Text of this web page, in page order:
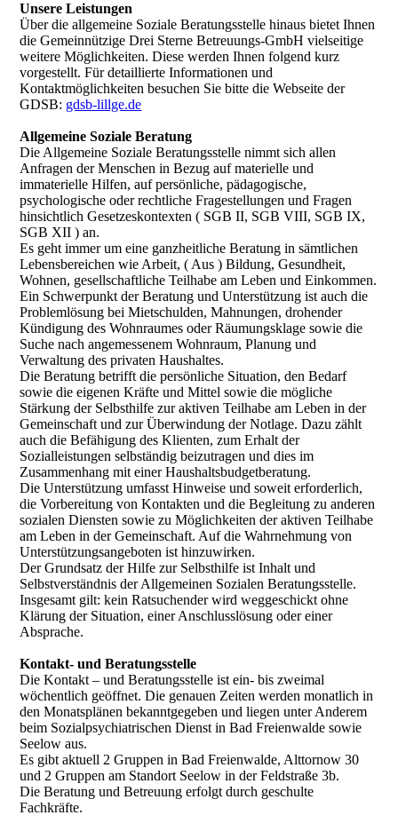
Unsere Leistungen
Über die allgemeine Soziale Beratungsstelle hinaus bietet Ihnen
die Gemeinnützige Drei Sterne Betreuungs-GmbH vielseitige
weitere Möglichkeiten. Diese werden Ihnen folgend kurz
vorgestellt. Für detaillierte Informationen und
Kontaktmöglichkeiten besuchen Sie bitte die Webseite der
GDSB: gdsb-lillge.de
Allgemeine Soziale Beratung
Die Allgemeine Soziale Beratungsstelle nimmt sich allen
Anfragen der Menschen in Bezug auf materielle und
immaterielle Hilfen, auf persönliche, pädagogische,
psychologische oder rechtliche Fragestellungen und Fragen
hinsichtlich Gesetzeskontexten ( SGB II, SGB VIII, SGB IX,
SGB XII ) an.
Es geht immer um eine ganzheitliche Beratung in sämtlichen
Lebensbereichen wie Arbeit, ( Aus ) Bildung, Gesundheit,
Wohnen, gesellschaftliche Teilhabe am Leben und Einkommen.
Ein Schwerpunkt der Beratung und Unterstützung ist auch die
Problemlösung bei Mietschulden, Mahnungen, drohender
Kündigung des Wohnraumes oder Räumungsklage sowie die
Suche nach angemessenem Wohnraum, Planung und
Verwaltung des privaten Haushaltes.
Die Beratung betrifft die persönliche Situation, den Bedarf
sowie die eigenen Kräfte und Mittel sowie die mögliche
Stärkung der Selbsthilfe zur aktiven Teilhabe am Leben in der
Gemeinschaft und zur Überwindung der Notlage. Dazu zählt
auch die Befähigung des Klienten, zum Erhalt der
Sozialleistungen selbständig beizutragen und dies im
Zusammenhang mit einer Haushaltsbudgetberatung.
Die Unterstützung umfasst Hinweise und soweit erforderlich,
die Vorbereitung von Kontakten und die Begleitung zu anderen
sozialen Diensten sowie zu Möglichkeiten der aktiven Teilhabe
am Leben in der Gemeinschaft. Auf die Wahrnehmung von
Unterstützungsangeboten ist hinzuwirken.
Der Grundsatz der Hilfe zur Selbsthilfe ist Inhalt und
Selbstverständnis der Allgemeinen Sozialen Beratungsstelle.
Insgesamt gilt: kein Ratsuchender wird weggeschickt ohne
Klärung der Situation, einer Anschlusslösung oder einer
Absprache.
Kontakt- und Beratungsstelle
Die Kontakt – und Beratungsstelle ist ein- bis zweimal
wöchentlich geöffnet. Die genauen Zeiten werden monatlich in
den Monatsplänen bekanntgegeben und liegen unter Anderem
beim Sozialpsychiatrischen Dienst in Bad Freienwalde sowie
Seelow aus.
Es gibt aktuell 2 Gruppen in Bad Freienwalde, Alttornow 30
und 2 Gruppen am Standort Seelow in der Feldstraße 3b.
Die Beratung und Betreuung erfolgt durch geschulte
Fachkräfte.